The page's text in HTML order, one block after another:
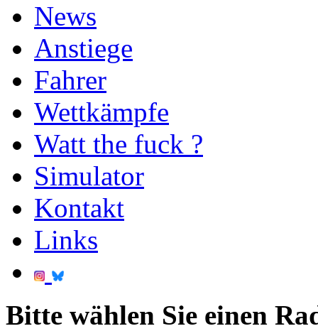
News
Anstiege
Fahrer
Wettkämpfe
Watt the fuck ?
Simulator
Kontakt
Links
Bitte wählen Sie einen